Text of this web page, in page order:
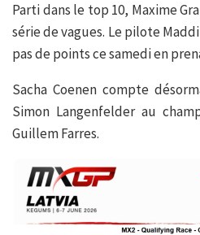
Parti dans le top 10, Maxime
série de vagues. Le pilote
pas de points ce samedi en
Sacha Coenen compte
Simon Langenfelder au
Guillem Farres.